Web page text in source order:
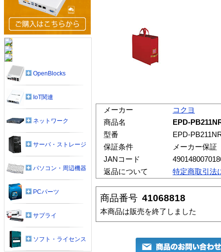
メーカー
コクヨ
商品名
EPD-
型番
EPD-
保証条件
メーカー保証
JANコード
返品について
特定商取引法
商品番号 41068818
本商品は販売を終了しました
OpenBlocks
IoT関連
ネットワーク
サーバ・ストレージ
パソコン・周辺機器
PCパーツ
サプライ
ソフト・ライセンス